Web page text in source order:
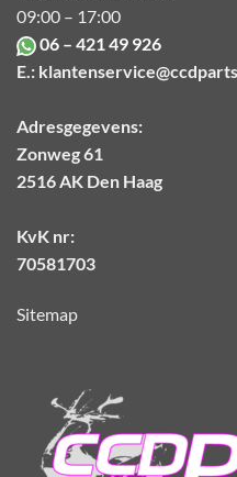
09:00 – 17:00
06 – 421 49 926
E.:
Adresgegevens:
Zonweg 61
2516 AK Den Haag
KvK nr:
70581703
Sitemap